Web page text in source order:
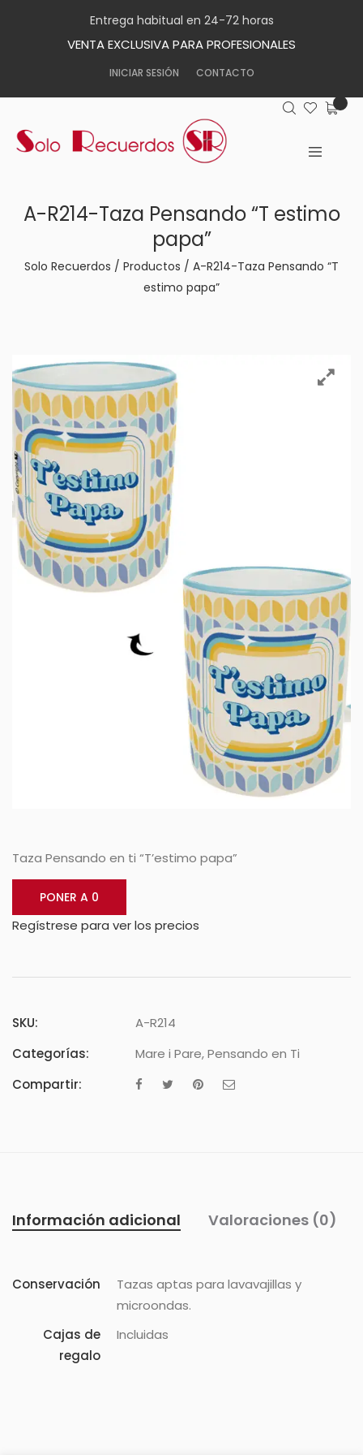
Entrega habitual en 24-72 horas
VENTA EXCLUSIVA PARA PROFESIONALES
INICIAR SESIÓN CONTACTO
A-R214-Taza Pensando “T estimo
papa”
Solo Recuerdos / Productos / A-R214-Taza Pensando “T
estimo papa”
Taza Pensando en ti “T’estimo papa”
PONER A 0
Regístrese para ver los precios
SKU:
A-R214
Categorías:
Mare i Pare,Pensando en Ti
Compartir:
Información adicional Valoraciones (0)
Conservación
Tazas aptas para lavavajillas y
microondas.
Cajas de
regalo
Incluidas